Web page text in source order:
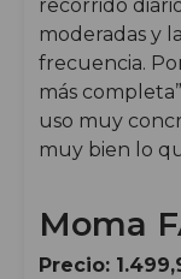
recorrido
moderadas y
frecuencia.
más
uso muy
muy bien lo
Moma
Precio: